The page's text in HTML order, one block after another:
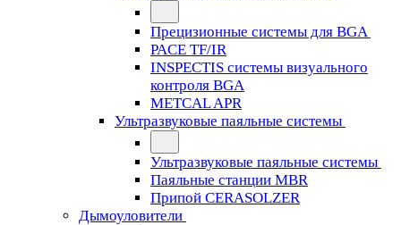
Прецизионные системы для BGA
PACE TF/IR
INSPECTIS системы визуального
контроля BGA
METCAL APR
Ультразвуковые паяльные системы
Ультразвуковые паяльные системы
Паяльные станции MBR
Припой CERASOLZER
Дымоуловители